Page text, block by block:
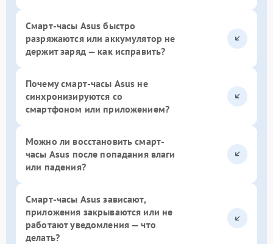
Смарт-часы Asus быстро
разряжаются или аккумулятор не
держит заряд — как исправить?
Почему смарт-часы Asus не
синхронизируются со
смартфоном или приложением?
Можно ли восстановить смарт-
часы Asus после попадания влаги
или падения?
Смарт-часы Asus зависают,
приложения закрываются или не
работают уведомления — что
делать?